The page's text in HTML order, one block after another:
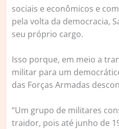
sociais e econômicos e
pela volta da democracia,
seu próprio cargo.
Isso porque, em meio a
militar para um
das Forças Armadas
“Um grupo de militares
traidor, pois até junho de